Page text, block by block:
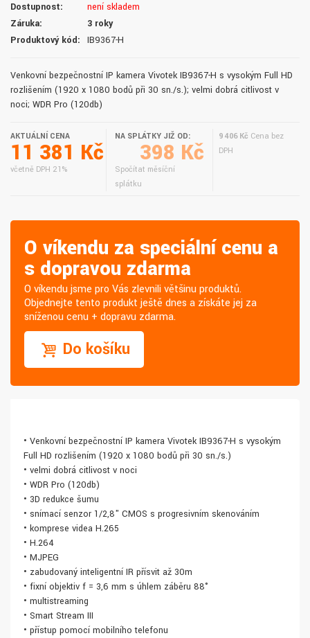
Dostupnost:
není skladem
Záruka:
3 roky
Produktový kód:
IB9367-H
Venkovní bezpečnostní IP kamera Vivotek IB9367-H s vysokým Full HD
rozlišením (1920 x 1080 bodů při 30 sn./s.); velmi dobrá citlivost v
noci; WDR Pro (120db)
AKTUÁLNÍ CENA
11 381 Kč
včetně DPH 21%
NA SPLÁTKY JIŽ OD:
398 Kč
Spočítat měsíční
splátku
9 406 Kč Cena bez
DPH
O víkendu za speciální cenu a
s dopravou zdarma
O víkendu jsme pro Vás zlevnili většinu produktů.
Objednejte tento produkt ještě dnes a získáte jej za
sníženou cenu + dopravu zdarma.
Do košíku
• Venkovní bezpečnostní IP kamera Vivotek IB9367-H s vysokým
Full HD rozlišením (1920 x 1080 bodů při 30 sn./s.)
• velmi dobrá citlivost v noci
• WDR Pro (120db)
• 3D redukce šumu
• snímací senzor 1/2,8" CMOS s progresivním skenováním
• komprese videa H.265
• H.264
• MJPEG
• zabudovaný inteligentní IR přísvit až 30m
• fixní objektiv f = 3,6 mm s úhlem záběru 88°
• multistreaming
• Smart Stream III
• přístup pomocí mobilního telefonu